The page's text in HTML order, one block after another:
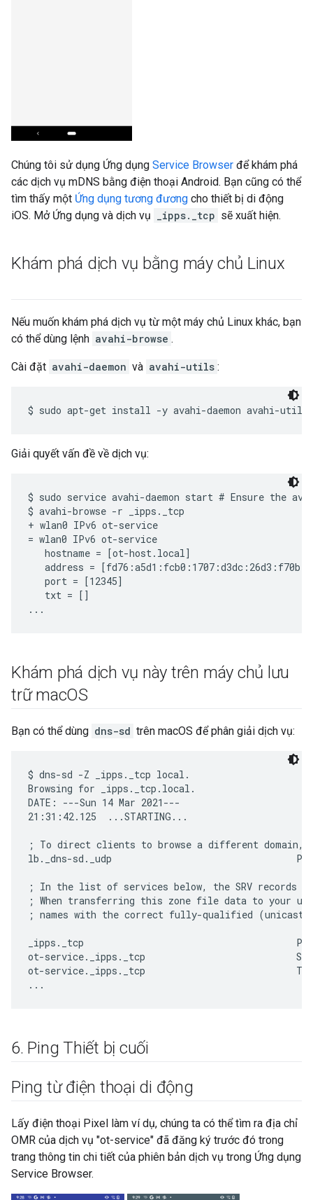
Chúng tôi sử dụng Ứng dụng Service Browser để khám phá
các dịch vụ mDNS bằng điện thoại Android. Bạn cũng có thể
tìm thấy một Ứng dụng tương đương cho thiết bị di động
iOS. Mở Ứng dụng và dịch vụ
_ipps._tcp sẽ xuất hiện.
Khám phá dịch vụ bằng máy chủ Linux
Nếu muốn khám phá dịch vụ từ một máy chủ Linux khác, bạn
có thể dùng lệnh avahi-browse .
Cài đặt avahi-daemon và avahi-utils :
Giải quyết vấn đề về dịch vụ:
$ sudo service avahi-daemon start # Ensure the
$ avahi-browse -r _ipps._tcp
+ wlan0 IPv6 ot-service
= wlan0 IPv6 ot-service
   hostname = [ot-host.local]
address =
   port = [12345]
   txt = []
Khám phá dịch vụ này trên máy chủ lưu
trữ macOS
Bạn có thể dùng dns-sd trên macOS để phân giải dịch vụ:
$ dns-sd -Z _ipps._tcp local.
Browsing for _ipps._tcp.local.
DATE: ---Sun 14 Mar 2021---
21:31:42.125  ...STARTING...
; To direct clients to browse a different domain,
lb._dns-sd._udp
; In the list of services below, the SRV records
; When transferring this zone file data to your
; names with the correct fully-qualified
_ipps._tcp                                      PTR
ot-service._ipps._tcp                           SRV
ot-service._ipps._tcp
6. Ping Thiết bị cuối
Ping từ điện thoại di động
Lấy điện thoại Pixel làm ví dụ, chúng ta có thể tìm ra địa chỉ
OMR của dịch vụ "ot-service" đã đăng ký trước đó trong
trang thông tin chi tiết của phiên bản dịch vụ trong Ứng dụng
Service Browser.